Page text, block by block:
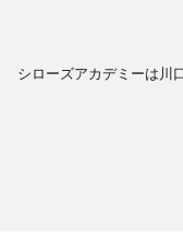
シローズアカデミーは川